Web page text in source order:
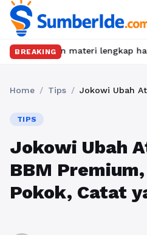
BREAKINGlengkap hanya di
Home / Tips /
TIPS
Jokowi Ubah
BBM
Pokok, Catat